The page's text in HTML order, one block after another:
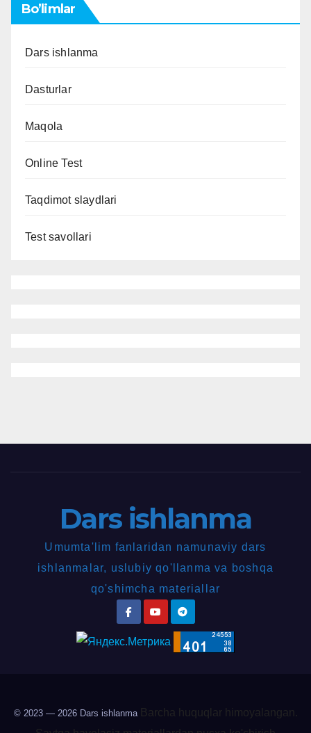
Bo’limlar
Dars ishlanma
Dasturlar
Maqola
Online Test
Taqdimot slaydlari
Test savollari
Dars ishlanma
Umumta'lim fanlaridan namunaviy dars
ishlanmalar, uslubiy qo'llanma va boshqa
qo'shimcha materiallar
© 2023 — 2026Dars ishlanmaBarcha huquqlar himoyalangan.